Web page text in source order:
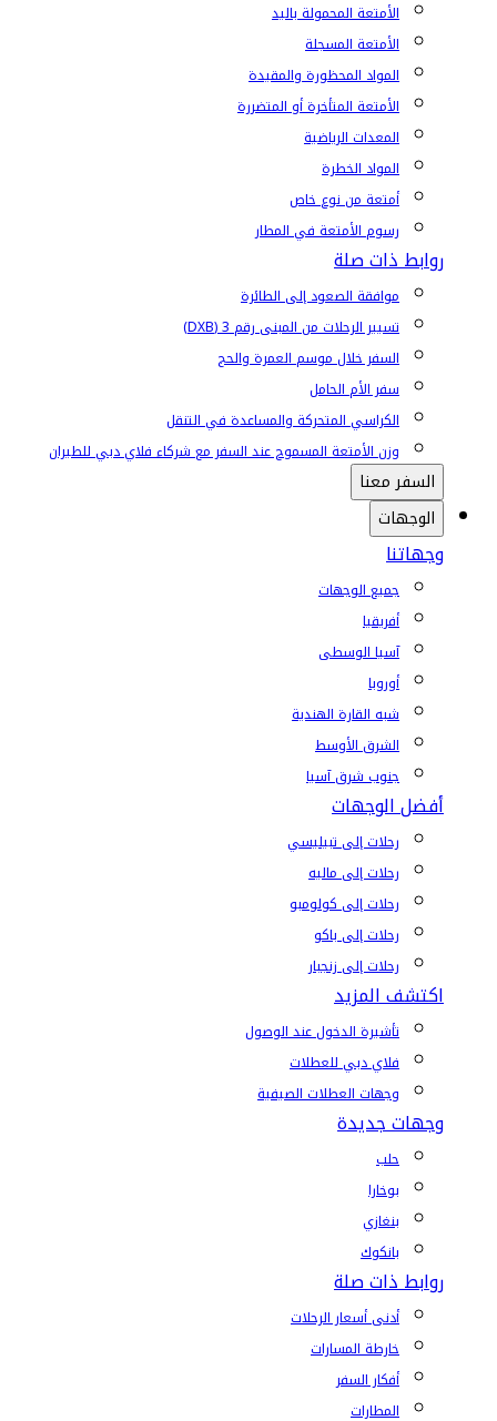
الأمتعة المحمولة باليد
الأمتعة المسجلة
المواد المحظورة والمقيدة
الأمتعة المتأخرة أو المتضررة
المعدات الرياضية
المواد الخطرة
أمتعة من نوع خاص
رسوم الأمتعة في المطار
روابط ذات صلة
موافقة الصعود إلى الطائرة
تسيير الرحلات من المبنى رقم 3 (DXB)
السفر خلال موسم العمرة والحج
سفر الأم الحامل
الكراسي المتحركة والمساعدة في التنقل
وزن الأمتعة المسموح عند السفر مع شركاء فلاي دبي للطيران
السفر معنا
الوجهات
وجهاتنا
جميع الوجهات
أفريقيا
آسيا الوسطى
أوروبا
شبه القارة الهندية
الشرق الأوسط
جنوب شرق آسيا
أفضل الوجهات
رحلات إلى تبيليسي
رحلات إلى ماليه
رحلات إلى كولومبو
رحلات إلى باكو
رحلات إلى زنجبار
اكتشف المزيد
تأشيرة الدخول عند الوصول
فلاي دبي للعطلات
وجهات العطلات الصيفية
وجهات جديدة
حلب
بوخارا
بنغازي
بانكوك
روابط ذات صلة
أدنى أسعار الرحلات
خارطة المسارات
أفكار السفر
المطارات